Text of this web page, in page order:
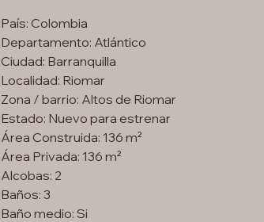
País: Colombia
Departamento: Atlántico
Ciudad: Barranquilla
Localidad: Riomar
Zona / barrio: Altos de Riomar
Estado: Nuevo para estrenar
Área Construida: 136 m²
Área Privada: 136 m²
Alcobas: 2
Baños: 3
Baño medio: Si